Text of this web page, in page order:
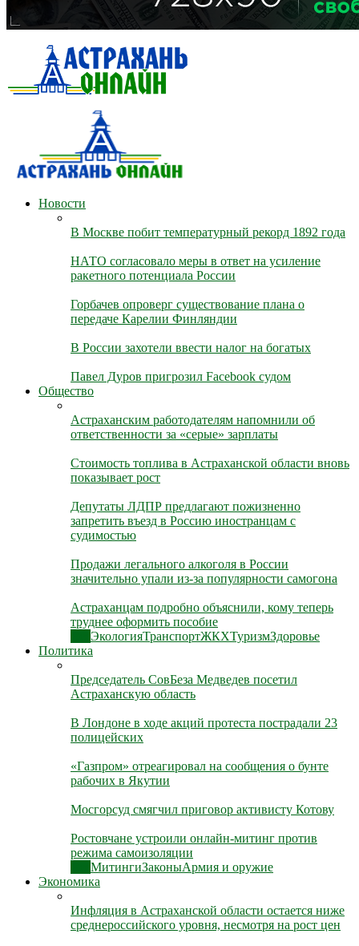
Новости
В Москве побит температурный рекорд 1892 года
НАТО согласовало меры в ответ на усиление
ракетного потенциала России
Горбачев опроверг существование плана о
передаче Карелии Финляндии
В России захотели ввести налог на богатых
Павел Дуров пригрозил Facebook судом
Общество
Астраханским работодателям напомнили об
ответственности за «серые» зарплаты
Стоимость топлива в Астраханской области вновь
показывает рост
Депутаты ЛДПР предлагают пожизненно
запретить въезд в Россию иностранцам с
судимостью
Продажи легального алкоголя в России
значительно упали из-за популярности самогона
Астраханцам подробно объяснили, кому теперь
труднее оформить пособие
ЭкологияТранспортЖКХТуризмЗдоровье
Политика
Председатель СовБеза Медведев посетил
Астраханскую область
В Лондоне в ходе акций протеста пострадали 23
полицейских
«Газпром» отреагировал на сообщения о бунте
рабочих в Якутии
Мосгорсуд смягчил приговор активисту Котову
Ростовчане устроили онлайн-митинг против
режима самоизоляции
МитингиЗаконыАрмия и оружие
Экономика
Инфляция в Астраханской области остается ниже
среднероссийского уровня, несмотря на рост цен